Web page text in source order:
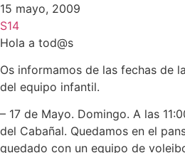
15 mayo, 2009
S14
Hola a tod@s
Os informamos de las fechas de
del equipo infantil.
– 17 de Mayo. Domingo. A las
del Cabañal. Quedamos en el
quedado con un equipo de